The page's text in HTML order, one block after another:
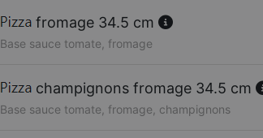
fromage 34.5 cm
Base sauce tomate, fromage
champignons fromage 34.5 cm
Base sauce tomate, fromage, champignons